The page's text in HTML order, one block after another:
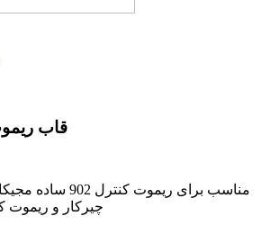
قاب ریموت
مناسب برای ریموت
چیرکار و ریموت